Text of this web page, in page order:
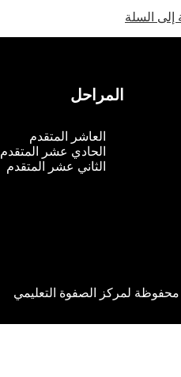
إلى السلة
المراحل
العاشر المتقدم
الحادي عشر المتقدم
الثاني عشر المتقدم
لمركز الصفوة التعليمي